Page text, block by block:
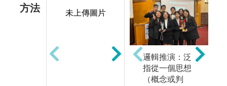
方法
未上傳圖片
競賽中學習:會
計學數位課程
Google Sheet及
邏輯推演：泛
指從一個思想
（概念或判